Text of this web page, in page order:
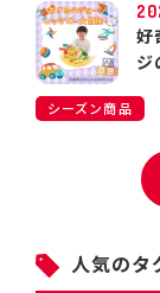
好
ジ
シーズン商品
人気のタ